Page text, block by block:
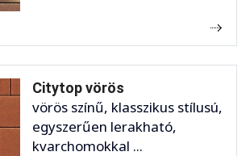
Citytop vörös
vörös színű, klasszikus stílusú,
egyszerűen lerakható,
kvarchomokkal ...